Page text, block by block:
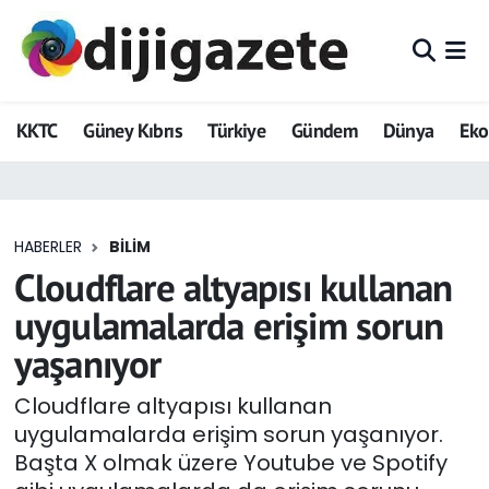
KKTC Güney Kıbrıs Türkiye Gündem Dünya
HABERLER BILIM
Cloudflare altyapısı kullanan
uygulamalarda erişim sorun
yaşanıyor
Cloudflare altyapısı kullanan
uygulamalarda erişim sorun yaşanıyor.
Başta X olmak üzere Youtube ve Spotify
ADVERTORIAL
Dijigazete
Eğitim
Ekonomi
Foto Galeri
GEZİ
Güncel
Hava Durumu
Trafik Durumu
Tüm Manşetler
Son Dakika Haberleri
Haber Arşivi